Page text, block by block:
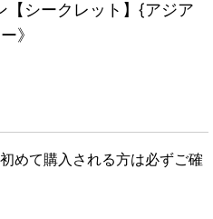
シークレット】{アジア
》
めて購入される方は必ずご確